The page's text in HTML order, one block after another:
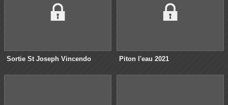
Sortie St Joseph Vincendo Piton l'eau 2021